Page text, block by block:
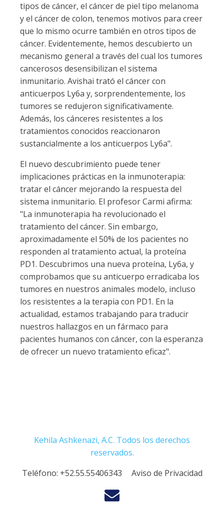
tipos de cáncer, el cáncer de piel tipo melanoma
y el cáncer de colon, tenemos motivos para creer
que lo mismo ocurre también en otros tipos de
cáncer. Evidentemente, hemos descubierto un
mecanismo general a través del cual los tumores
cancerosos desensibilizan el sistema
inmunitario. Avishai trató el cáncer con
anticuerpos Ly6a y, sorprendentemente, los
tumores se redujeron significativamente.
Además, los cánceres resistentes a los
tratamientos conocidos reaccionaron
sustancialmente a los anticuerpos Ly6a".
El nuevo descubrimiento puede tener
implicaciones prácticas en la inmunoterapia:
tratar el cáncer mejorando la respuesta del
sistema inmunitario. El profesor Carmi afirma:
"La inmunoterapia ha revolucionado el
tratamiento del cáncer. Sin embargo,
aproximadamente el 50% de los pacientes no
responden al tratamiento actual, la proteína
PD1. Descubrimos una nueva proteína, Ly6a, y
comprobamos que su anticuerpo erradicaba los
tumores en nuestros animales modelo, incluso
los resistentes a la terapia con PD1. En la
actualidad, estamos trabajando para traducir
nuestros hallazgos en un fármaco para
pacientes humanos con cáncer, con la esperanza
de ofrecer un nuevo tratamiento eficaz".
Kehila Ashkenazi, A.C. Todos los derechos
reservados.
Teléfono: +52.55.55406343 Aviso de Privacidad